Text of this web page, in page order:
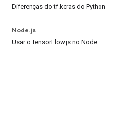
Diferenças do tf.keras do Python
Node.js
Usar o TensorFlow.js no Node